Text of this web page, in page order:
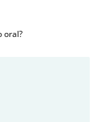
oral?